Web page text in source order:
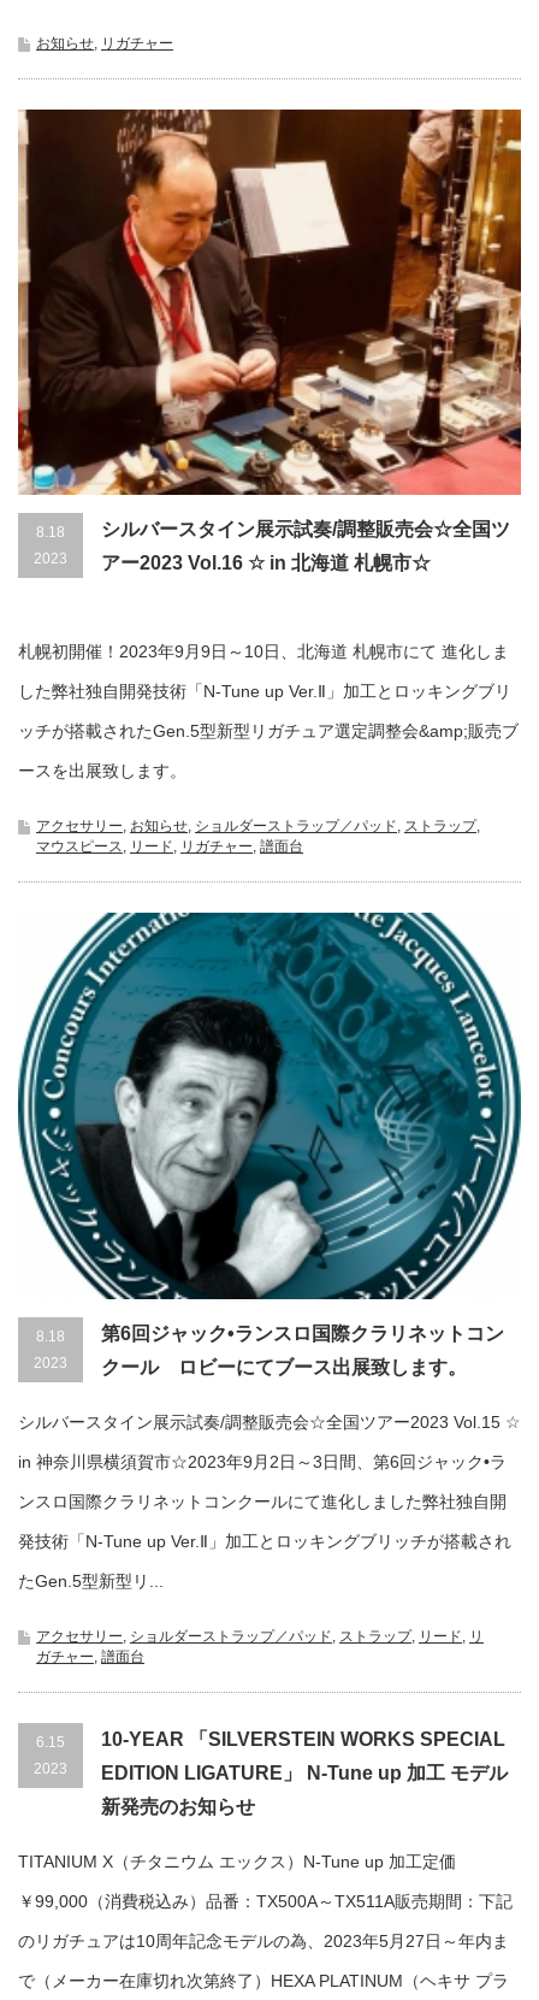
お知らせ, リガチャー
8.18
2023
シルバースタイン展示試奏/調整販売会☆全国ツ
アー2023 Vol.16 ☆ in 北海道 札幌市☆
札幌初開催！2023年9月9日～10日、北海道 札幌市にて 進化しま
した弊社独自開発技術「N-Tune up Ver.Ⅱ」加工とロッキングブリ
ッチが搭載されたGen.5型新型リガチュア選定調整会&amp;販売ブ
ースを出展致します。
アクセサリー, お知らせ, ショルダーストラップ／パッド, ストラップ,
マウスピース, リード, リガチャー, 譜面台
8.18
2023
第6回ジャック•ランスロ国際クラリネットコン
クール ロビーにてブース出展致します。
シルバースタイン展示試奏/調整販売会☆全国ツアー2023 Vol.15 ☆
in 神奈川県横須賀市☆2023年9月2日～3日間、第6回ジャック•ラ
ンスロ国際クラリネットコンクールにて進化しました弊社独自開
発技術「N-Tune up Ver.Ⅱ」加工とロッキングブリッチが搭載され
たGen.5型新型リ...
アクセサリー ショルダーストラップ／パッド ストラップ, リード
リ
ガチャー 譜面台
6.15
2023
10-YEAR 「SILVERSTEIN WORKS SPECIAL
EDITION LIGATURE」 N-Tune up 加工 モデル
新発売のお知らせ
TITANIUM X（チタニウム エックス）N-Tune up 加工定価
￥99,000（消費税込み）品番：TX500A～TX511A販売期間：下記
のリガチュアは10周年記念モデルの為、2023年5月27日～年内ま
で（メーカー在庫切れ次第終了）HEXA PLATINUM（ヘキサ プラ